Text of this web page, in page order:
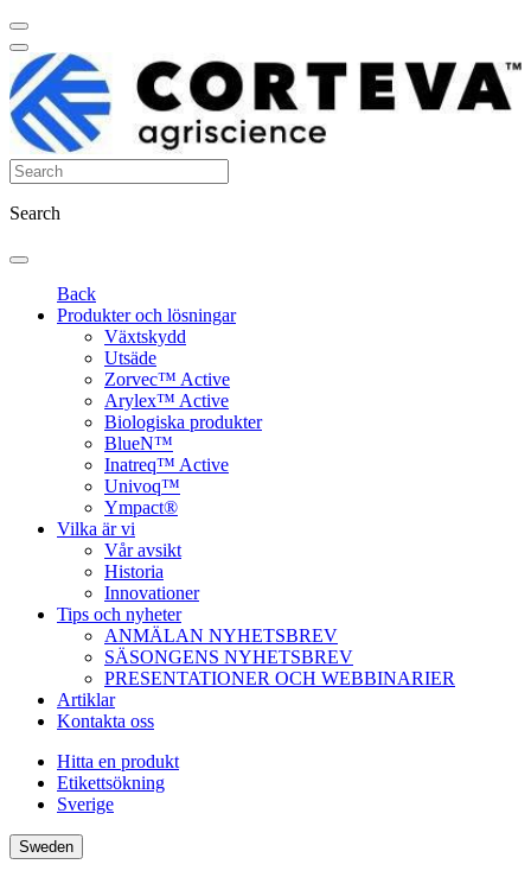
Search
Back
Produkter och lösningar
Växtskydd
Utsäde
Zorvec™ Active
Arylex™ Active
Biologiska produkter
BlueN™
Inatreq™ Active
Univoq™
Ympact®
Vilka är vi
Vår avsikt
Historia
Innovationer
Tips och nyheter
ANMÄLAN NYHETSBREV
SÄSONGENS NYHETSBREV
PRESENTATIONER OCH WEBBINARIER
Artiklar
Kontakta oss
Hitta en produkt
Etikettsökning
Sverige
Sweden